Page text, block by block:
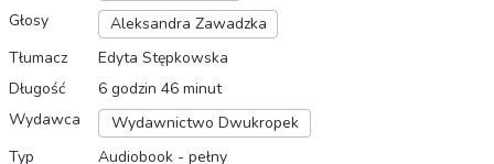
Głosy
Aleksandra Zawadzka
Tłumacz
Edyta Stępkowska
Długość
6 godzin 46 minut
Wydawca
Wydawnictwo Dwukropek
Typ
Audiobook - pełny